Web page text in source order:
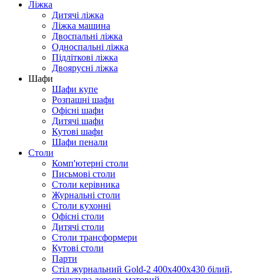
Ліжка
Дитячі ліжка
Ліжка машина
Двоспальні ліжка
Односпальні ліжка
Підліткові ліжка
Двоярусні ліжка
Шафи
Шафи купе
Розпашні шафи
Офісні шафи
Дитячі шафи
Кутові шафи
Шафи пенали
Столи
Комп'ютерні столи
Письмові столи
Столи керівника
Журнальні столи
Столи кухонні
Офісні столи
Дитячі столи
Cтоли трансформери
Кутові столи
Парти
Стіл журнальний Gold-2 400х400х430 білий,